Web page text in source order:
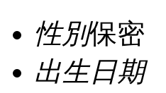
性別保密
出生日期